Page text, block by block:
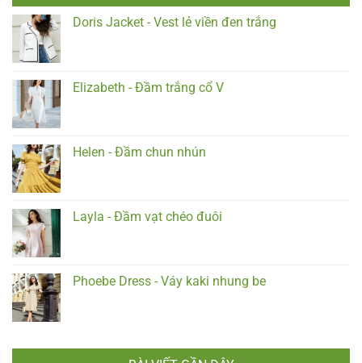
Doris Jacket - Vest lẻ viền đen trắng
Elizabeth - Đầm trắng cổ V
Helen - Đầm chun nhún
Layla - Đầm vạt chéo đuôi
Phoebe Dress - Váy kaki nhung be